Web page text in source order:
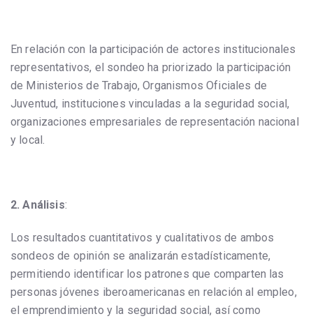
En relación con la participación de actores institucionales
representativos, el sondeo ha priorizado la participación
de Ministerios de Trabajo, Organismos Oficiales de
Juventud, instituciones vinculadas a la seguridad social,
organizaciones empresariales de representación nacional
y local.
2. Análisis:
Los resultados cuantitativos y cualitativos de ambos
sondeos de opinión se analizarán estadísticamente,
permitiendo identificar los patrones que comparten las
personas jóvenes iberoamericanas en relación al empleo,
el emprendimiento y la seguridad social, así como